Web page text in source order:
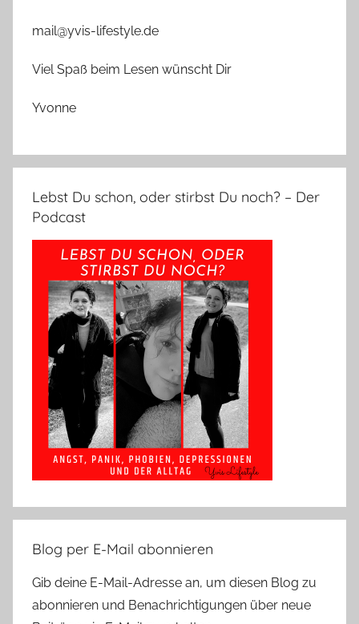
mail@yvis-lifestyle.de
Viel Spaß beim Lesen wünscht Dir
Yvonne
Lebst Du schon, oder stirbst Du noch? – Der
Podcast
Blog per E-Mail abonnieren
Gib deine E-Mail-Adresse an, um diesen Blog zu
abonnieren und Benachrichtigungen über neue